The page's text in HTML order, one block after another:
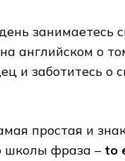
занимаетесь
английском о
и заботитесь о
простая и
школы фраза – to